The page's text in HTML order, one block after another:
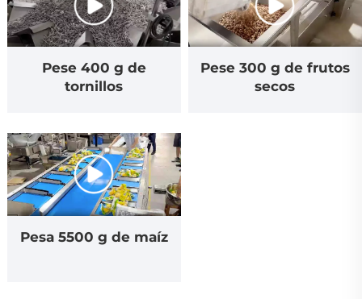
Pese 400 g de
tornillos
Pese 300 g de frutos
secos
Pesa 5500 g de maíz